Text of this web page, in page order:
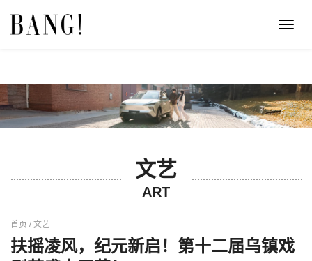
文艺
ART
首页 / 文艺
扶摇凌风，纪元新启！第十二届乌镇戏